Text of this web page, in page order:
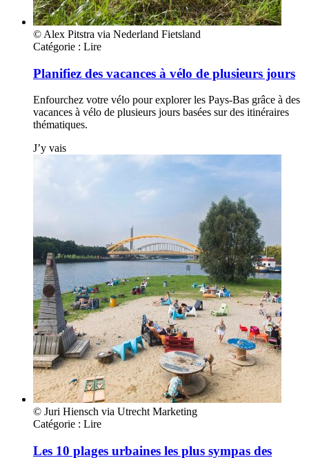
© Alex Pitstra via Nederland Fietsland
Catégorie : Lire
Planifiez des vacances à vélo de plusieurs jours
Enfourchez votre vélo pour explorer les Pays-Bas grâce à des
vacances à vélo de plusieurs jours basées sur des itinéraires
thématiques.
J’y vais
© Juri Hiensch via Utrecht Marketing
Catégorie : Lire
Les 10 plages urbaines les plus sympas des